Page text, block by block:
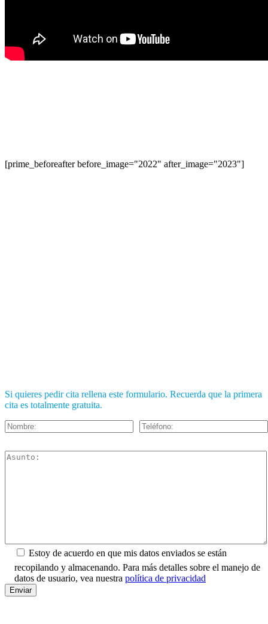
[prime_beforeafter before_image="2022" after_image="2023"]
Si quieres pedir cita rellena este formulario. Recuerda que la primera
cita es totalmente gratuita.
Estoy de acuerdo en que mis datos enviados se están
recopilando y almacenando. Para más detalles sobre el manejo de
datos de usuario, vea nuestra política de privacidad